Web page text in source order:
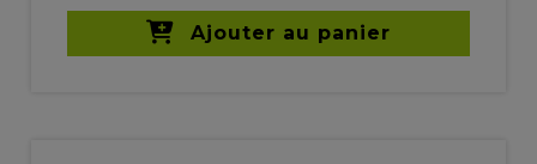
Ajouter au panier